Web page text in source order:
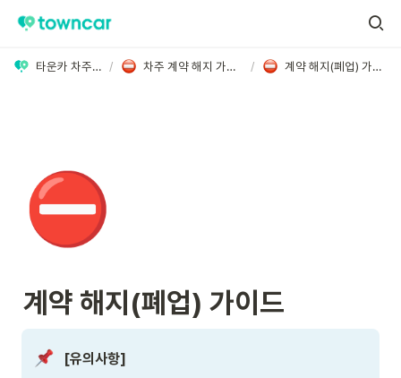
타운카 차주 홈 / 차주 계약 해지 가이드 / 계약 해지(폐업) 가이드
⛔
계약 해지(폐업) 가이드
[유의사항]